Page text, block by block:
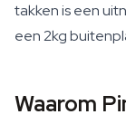
takken is een
een 2kg
Waarom